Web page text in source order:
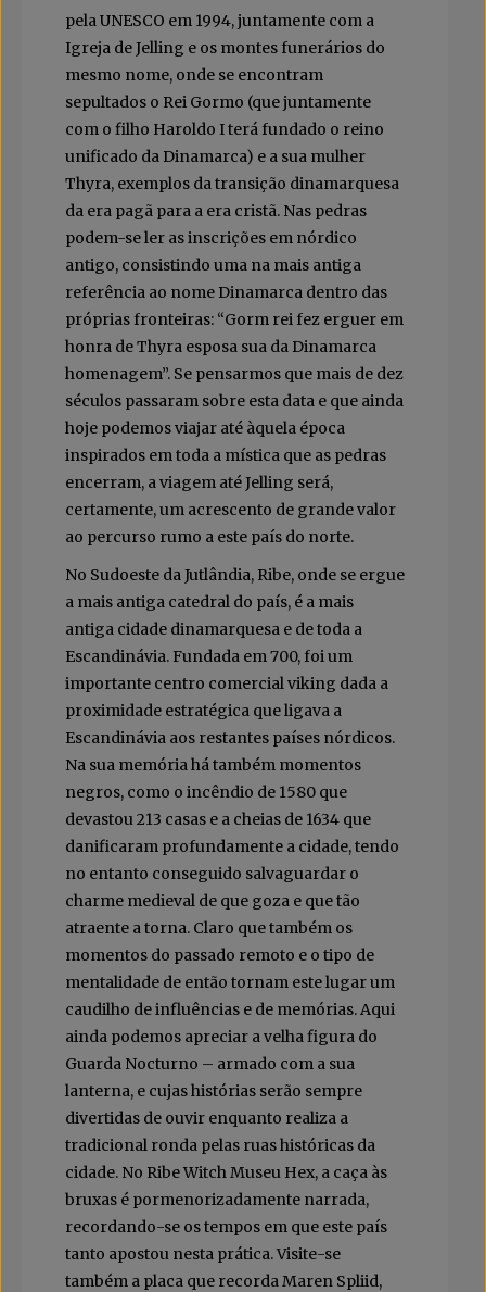
pela UNESCO em 1994, juntamente com a
Igreja de Jelling e os montes funerários do
mesmo nome, onde se encontram
sepultados o Rei Gormo (que juntamente
com o filho Haroldo I terá fundado o reino
unificado da Dinamarca) e a sua mulher
Thyra, exemplos da transição dinamarquesa
da era pagã para a era cristã. Nas pedras
podem-se ler as inscrições em nórdico
antigo, consistindo uma na mais antiga
referência ao nome Dinamarca dentro das
próprias fronteiras: “Gorm rei fez erguer em
honra de Thyra esposa sua da Dinamarca
homenagem”. Se pensarmos que mais de dez
séculos passaram sobre esta data e que ainda
hoje podemos viajar até àquela época
inspirados em toda a mística que as pedras
encerram, a viagem até Jelling será,
certamente, um acrescento de grande valor
ao percurso rumo a este país do norte.
No Sudoeste da Jutlândia, Ribe, onde se ergue
a mais antiga catedral do país, é a mais
antiga cidade dinamarquesa e de toda a
Escandinávia. Fundada em 700, foi um
importante centro comercial viking dada a
proximidade estratégica que ligava a
Escandinávia aos restantes países nórdicos.
Na sua memória há também momentos
negros, como o incêndio de 1580 que
devastou 213 casas e a cheias de 1634 que
danificaram profundamente a cidade, tendo
no entanto conseguido salvaguardar o
charme medieval de que goza e que tão
atraente a torna. Claro que também os
momentos do passado remoto e o tipo de
mentalidade de então tornam este lugar um
caudilho de influências e de memórias. Aqui
ainda podemos apreciar a velha figura do
Guarda Nocturno – armado com a sua
lanterna, e cujas histórias serão sempre
divertidas de ouvir enquanto realiza a
tradicional ronda pelas ruas históricas da
cidade. No Ribe Witch Museu Hex, a caça às
bruxas é pormenorizadamente narrada,
recordando-se os tempos em que este país
tanto apostou nesta prática. Visite-se
também a placa que recorda Maren Spliid,